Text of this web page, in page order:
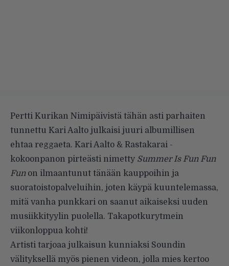
Pertti Kurikan Nimipäivistä tähän asti parhaiten
tunnettu Kari Aalto julkaisi juuri albumillisen
ehtaa reggaeta. Kari Aalto & Rastakarai -
kokoonpanon pirteästi nimetty Summer Is Fun Fun
Funon ilmaantunut tänään kauppoihin ja
suoratoistopalveluihin, joten käypä kuuntelemassa,
mitä vanha punkkari on saanut aikaiseksi uuden
musiikkityylin puolella. Takapotkurytmein
viikonloppua kohti!
Artisti tarjoaa julkaisun kunniaksi Soundin
välityksellä myös pienen videon, jolla mies kertoo